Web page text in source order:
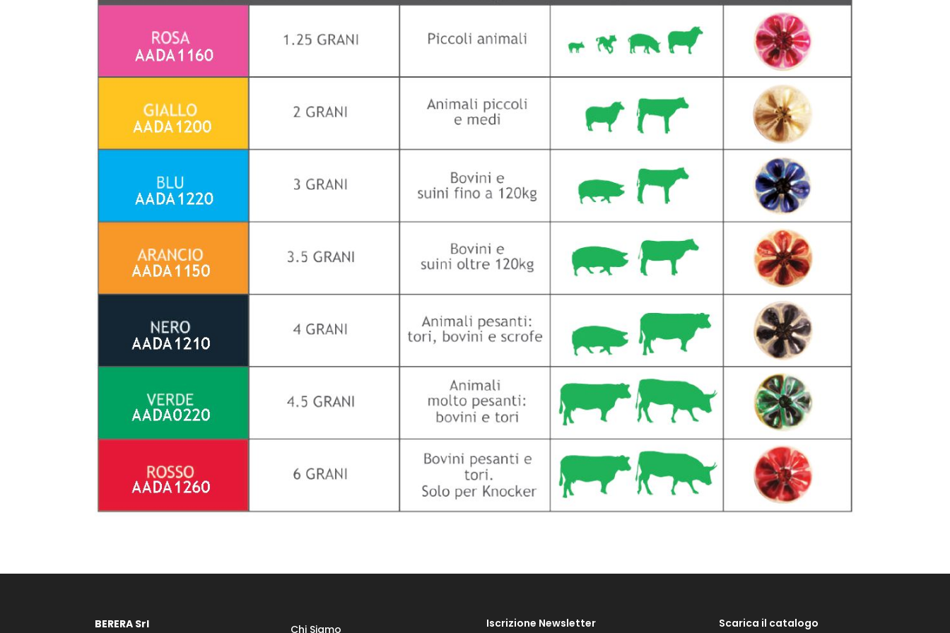
BERERA Srl Chi Siamo Iscrizione Newsletter Scarica il catalogo